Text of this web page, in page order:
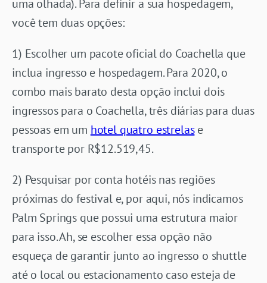
uma olhada). Para definir a sua hospedagem,
você tem duas opções:
1) Escolher um pacote oficial do Coachella que
inclua ingresso e hospedagem. Para 2020, o
combo mais barato desta opção inclui dois
ingressos para o Coachella, três diárias para duas
pessoas em um hotel quatro estrelase
transporte por R$12.519,45.
2) Pesquisar por conta hotéis nas regiões
próximas do festival e, por aqui, nós indicamos
Palm Springs que possui uma estrutura maior
para isso. Ah, se escolher essa opção não
esqueça de garantir junto ao ingresso o shuttle
até o local ou estacionamento caso esteja de